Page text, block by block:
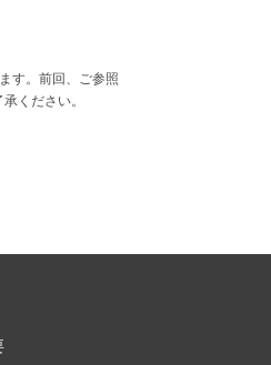
す。前回、ご参照
ください。